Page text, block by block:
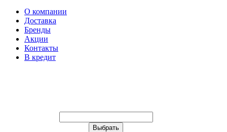
О компании
Доставка
Бренды
Акции
Контакты
В кредит